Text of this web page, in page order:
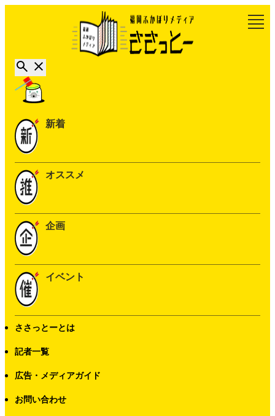
新着
オススメ
企画
イベント
ささっとーとは
記者一覧
広告・メディアガイド
お問い合わせ